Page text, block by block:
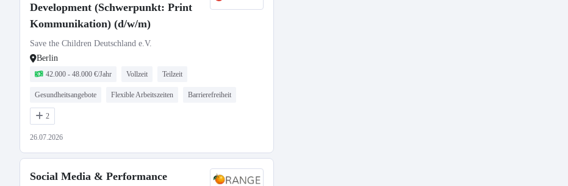
Development (Schwerpunkt: Print
Kommunikation) (d/w/m)
Save the Children Deutschland e.V.
Berlin
42.000 - 48.000 €/Jahr Vollzeit Teilzeit
Gesundheitsangebote Flexible Arbeitszeiten Barrierefreiheit
2
26.07.2026
Social Media & Performance